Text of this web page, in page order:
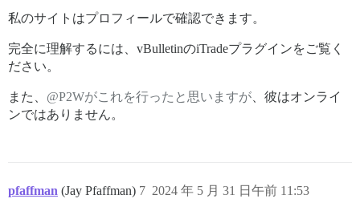
私のサイトはプロフィールで確認できます。
完全に理解するには、vBulletinのiTradeプラグインをご覧く
ださい。
また、 @P2Wがこれを行ったと思いますが 、彼はオンライ
ンではありません。
pfaffman (Jay Pfaffman) 2024 年 5 月 31 日午前 11:53
7